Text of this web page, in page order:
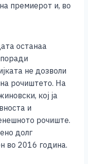
премиерот и, во
останаа
не дозволи
рочиштето. На
кој ја
и
рочиште.
долг
во 2016 година.